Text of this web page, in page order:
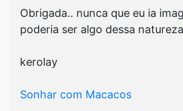
Obrigada.. nunca que eu ia
poderia ser algo dessa natureza
kerolay
Sonhar com Macacos